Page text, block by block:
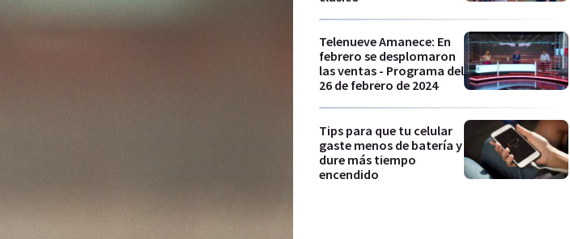
Telenueve Amanece: En
febrero se desplomaron
las ventas - Programa del
26 de febrero de 2024
Tips para que tu celular
gaste menos de batería y
dure más tiempo
encendido